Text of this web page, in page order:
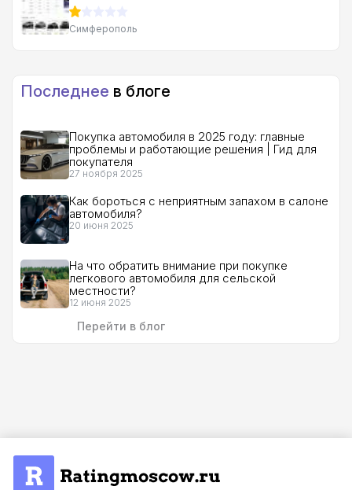
Симферополь
Последнее в блоге
Покупка автомобиля в 2025 году: главные
проблемы и работающие решения | Гид для
покупателя
27 ноября 2025
Как бороться с неприятным запахом в салоне
автомобиля?
20 июня 2025
На что обратить внимание при покупке
легкового автомобиля для сельской
местности?
12 июня 2025
Перейти в блог